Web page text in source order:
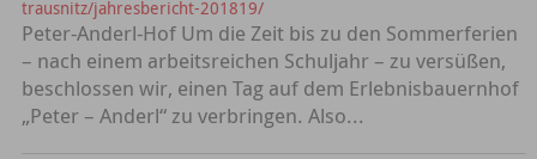
trausnitz/jahresbericht-201819/
Peter-Anderl-Hof Um die Zeit bis zu den Sommerferien
– nach einem arbeitsreichen Schuljahr – zu versüßen,
beschlossen wir, einen Tag auf dem Erlebnisbauernhof
„Peter – Anderl“ zu verbringen. Also...